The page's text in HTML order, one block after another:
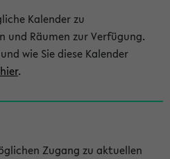
Kalender zu
und Räumen zur Verfügung.
wie Sie diese Kalender
.
Zugang zu aktuellen